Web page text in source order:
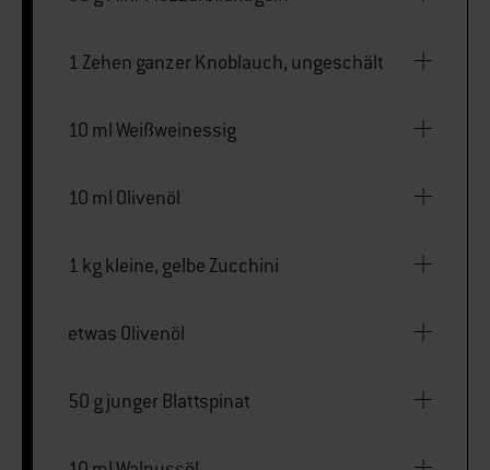
1 Zehen ganzer Knoblauch, ungeschält
10 ml Weißweinessig
10 ml Olivenöl
1 kg kleine, gelbe Zucchini
etwas Olivenöl
50 g junger Blattspinat